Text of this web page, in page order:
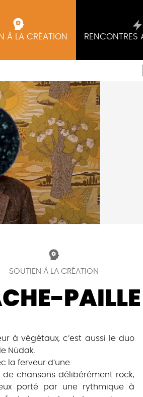
À LA CRÉATION RENCONTRES
SOUTIEN À LA CRÉATION
PAILLE
à végétaux, c’est aussi le duo
Nüdak.
la ferveur d’une
chansons délibérément rock,
porté par une rythmique à